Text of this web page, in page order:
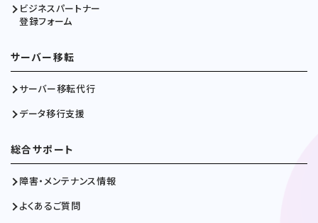
ビジネスパートナー
登録フォーム
サーバー移転
サーバー移転代行
データ移行支援
総合サポート
障害・メンテナンス情報
よくあるご質問